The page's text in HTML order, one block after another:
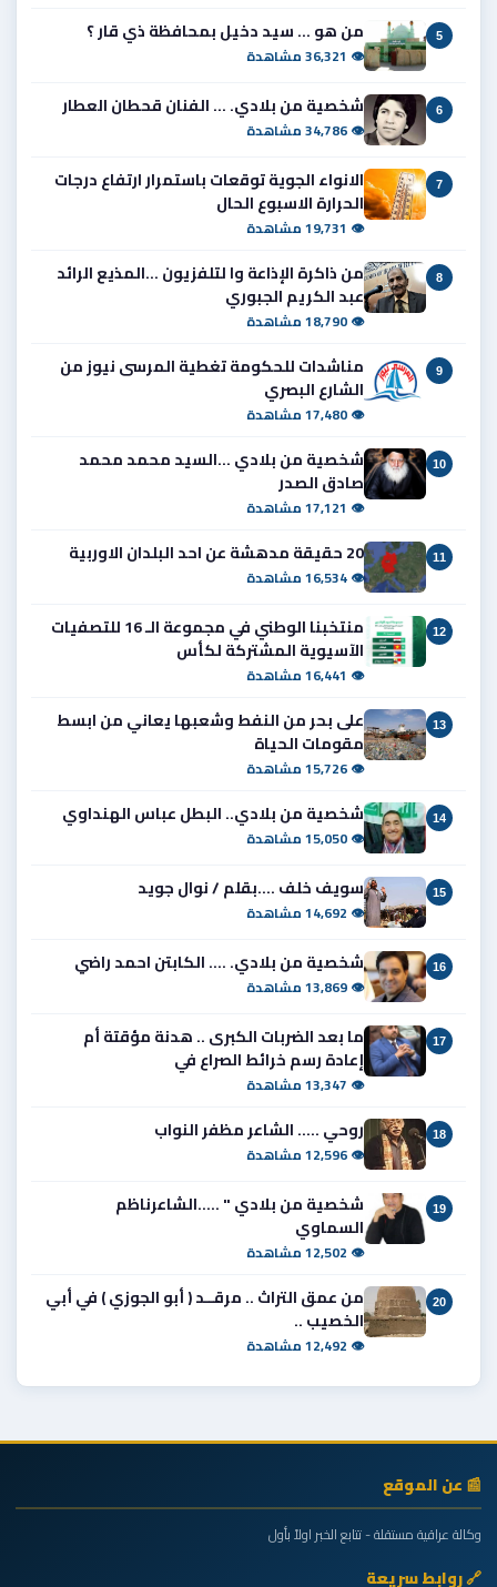
5 من هو ... سيد دخيل بمحافظة ذي قار ؟
👁 36,321 مشاهدة
6 شخصية من بلادي. ... الفنان قحطان العطار
👁 34,786 مشاهدة
7
الانواء الجوية توقعات باستمرار ارتفاع درجات
الحرارة الاسبوع الحال
👁 19,731 مشاهدة
8
من ذاكرة الإذاعة وا لتلفزيون ...المذيع الرائد
عبد الكريم الجبوري
👁 18,790 مشاهدة
9
مناشدات للحكومة تغطية المرسى نيوز من
الشارع البصري
👁 17,480 مشاهدة
10
شخصية من بلادي ...السيد محمد محمد
صادق الصدر
👁 17,121 مشاهدة
11 20 حقيقة مدهشة عن احد البلدان الاوربية
👁 16,534 مشاهدة
12
منتخبنا الوطني في مجموعة الـ 16 للتصفيات
الآسيوية المشتركة لكأس
👁 16,441 مشاهدة
13
على بحر من النفط وشعبها يعاني من ابسط
مقومات الحياة
👁 15,726 مشاهدة
14 شخصية من بلادي.. البطل عباس الهنداوي
👁 15,050 مشاهدة
15 سويف خلف ....بقلم / نوال جويد
👁 14,692 مشاهدة
16 شخصية من بلادي. .... الكابتن احمد راضي
👁 13,869 مشاهدة
17
ما بعد الضربات الكبرى .. هدنة مؤقتة أم
إعادة رسم خرائط الصراع في
👁 13,347 مشاهدة
18 روحي ..... الشاعر مظفر النواب
👁 12,596 مشاهدة
19
شخصية من بلادي " .....الشاعرناظم
السماوي
👁 12,502 مشاهدة
20
من عمق التراث .. مرقــد ( أبو الجوزي ) في أبي
الخصيب ..
👁 12,492 مشاهدة
📰 عن الموقع
وكالة عراقية مستقلة - تتابع الخبر اولاً بأول
🔗 روابط سريعة